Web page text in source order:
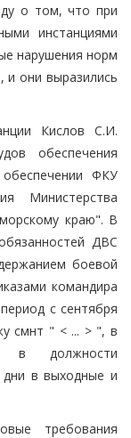
о том, что при
инстанциями
нарушения норм
и они выразились
Кислов С.И.
обеспечения
ФКУ
Министерства
краю". В
ДВС
боевой
командира
с сентября
смнт " < ... > ", в
в должности
дни в выходные и
требования